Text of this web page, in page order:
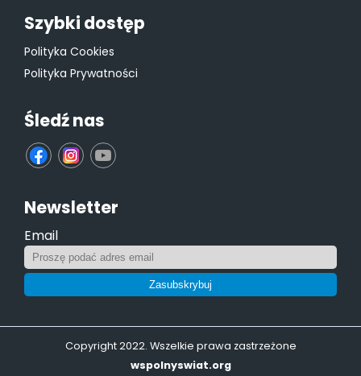
Szybki dostęp
Polityka Cookies
Polityka Prywatności
Śledź nas
fb ins yt
Newsletter
Email
Zasubskrybuj
Copyright 2022. Wszelkie prawa zastrzeżone
wspolnyswiat.org